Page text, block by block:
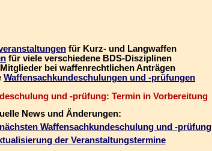
für Kurz- und Langwaffen
für viele verschiedene BDS-Disziplinen
bei waffenrechtlichen Anträgen
Waffensachkundeschulungen und -prüfungen
und -prüfung: Termin in Vorbereitung
News und Änderungen:
Waffensachkundeschulung und -prüfung
der Veranstaltungstermine